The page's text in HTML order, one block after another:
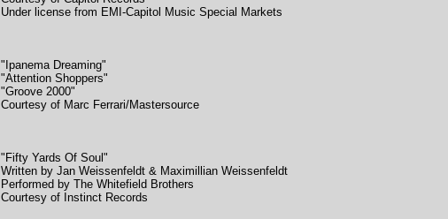
Under license from EMI-Capitol Music Special Markets
"Ipanema Dreaming"
"Attention Shoppers"
"Groove 2000"
Courtesy of Marc Ferrari/Mastersource
"Fifty Yards Of Soul"
Written by Jan Weissenfeldt & Maximillian Weissenfeldt
Performed by The Whitefield Brothers
Courtesy of Instinct Records